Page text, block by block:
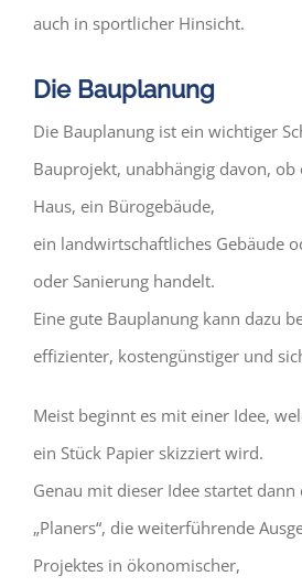
auch in sportlicher Hinsicht.
Die Bauplanung
Die Bauplanung ist ein wichtiger
Bauprojekt, unabhängig davon, ob
Haus, ein Bürogebäude,
ein landwirtschaftliches Gebäude
oder Sanierung handelt.
Eine gute Bauplanung kann dazu
effizienter, kostengünstiger und
Meist beginnt es mit einer Idee,
ein Stück Papier skizziert wird.
Genau mit dieser Idee startet dann
„Planers“, die weiterführende
Projektes in ökonomischer,